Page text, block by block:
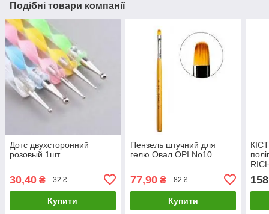
Подібні товари компанії
Дотс двухсторонний
розовый 1шт
30,40 ₴ 32 ₴
Купити
Пензель штучний для
гелю Овал OPI No10
77,90₴ 82 ₴
Купити
158